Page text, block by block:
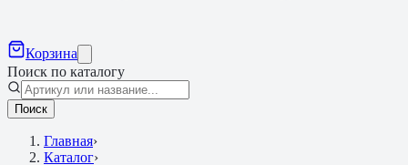
Корзина
Поиск по каталогу
Поиск
Главная›
Каталог›